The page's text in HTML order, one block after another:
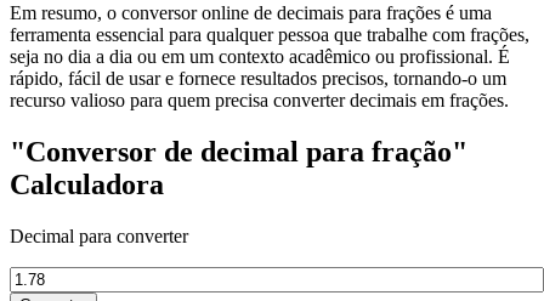
Em resumo, o conversor online de decimais para frações é uma
ferramenta essencial para qualquer pessoa que trabalhe com frações,
seja no dia a dia ou em um contexto acadêmico ou profissional. É
rápido, fácil de usar e fornece resultados precisos, tornando-o um
recurso valioso para quem precisa converter decimais em frações.
"Conversor de decimal para fração"
Calculadora
Decimal para converter